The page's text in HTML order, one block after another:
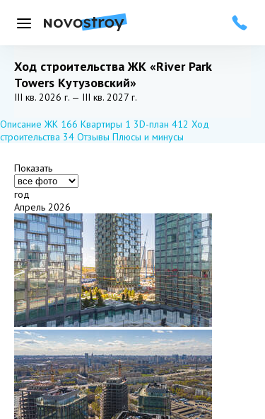
Меню
Ход строительства ЖК «River Park
Towers Кутузовский»
Добавить в избранное
Подписаться
III кв. 2026 г. — III кв. 2027 г.
Описание ЖК 166 Квартиры 1 3D-план 412 Ход
строительства 34 Отзывы Плюсы и минусы
Показать
год
Апрель 2026